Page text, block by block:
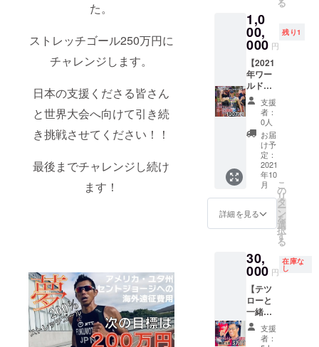
た。
ストレッチゴール250万円に
チャレンジします。
日本の支援くださる皆さん
と世界大会へ向けて引き続
き挑戦させてください！！
最後までチャレンジし続け
ます！
〇スポーツ
フードアド
バイザー
〇食育アド
バイザー
〇
SNS（ホー
ムページ ・
blog ・
facebook）
略歴
三原市立第
全日本中学
生陸上競技
選手権出
場 ３００
０ｍ
広島県立世
である
自転車
への
ネーム
掲載は
プロト
ライア
スリー
トに
とって
心強い
応援で
もあり
ます。
いる箇
所に掲
載。
あなた
のお名
前を載
せて全
力でテ
ツロー
が前進
しま
す。 ス
ポン
サー枠
である
ネーム
掲載は
プロト
ライア
とって
心強い
応援で
もあり
ます。
考欄に
記入く
ださ
い。
あなた
のお名
前・企
業様名
をユニ
フォー
ムに
ネーム
掲載さ
せてい
ただき
ます。
※写真、
黄色く
四角で
所に掲
載。
20cmの
大きさ
となり
ます。
あな
たのお
る
1,0
00,
000 円
残り1
【2021
年ワー
ルド
チャン
ピオン
シップ
（世界
一決定
戦）ユ
フォー
ムネー
ム掲載
】 【必
須】掲
考欄に
記入く
ださ
い。
あなた
のお名
前・企
業様名
支援
者：
0人
お届
け予
定：
2021
年10
月
詳細を見る
こ
の
リ
タ
ー
ン
を
選
択
す
る
30,
000 円
在庫な
し
【テツ
ローと
一緒に
スペ
シャル
支援
者：